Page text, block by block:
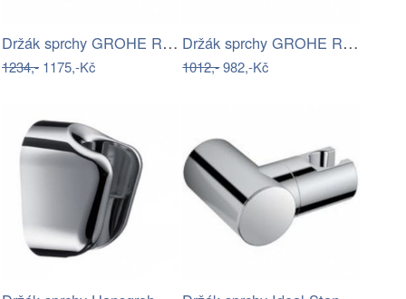
Držák sprchy GROHE Rainshower neutral…
1234,- 1175,-Kč
Držák sprchy GROHE Rainshower neutral…
1012,-982,-Kč